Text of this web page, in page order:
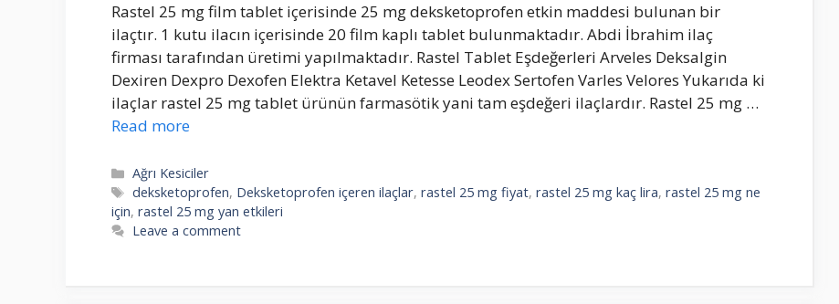
Rastel 25 mg film tablet içerisinde 25 mg deksketoprofen etkin maddesi bulunan bir
ilaçtır. 1 kutu ilacın içerisinde 20 film kaplı tablet bulunmaktadır. Abdi İbrahim ilaç
firması tarafından üretimi yapılmaktadır. Rastel Tablet Eşdeğerleri Arveles Deksalgin
Dexiren Dexpro Dexofen Elektra Ketavel Ketesse Leodex Sertofen Varles Velores Yukarıda ki
ilaçlar rastel 25 mg tablet ürünün farmasötik yani tam eşdeğeri ilaçlardır. Rastel 25 mg …
Read more
Categories
Ağrı Kesiciler
Tags
deksketoprofen, Deksketoprofen içeren ilaçlar,rastel 25 mg fiyat,rastel 25 mg kaç lira,rastel 25 mg ne
için, rastel 25 mg yan etkileri
Leave a comment